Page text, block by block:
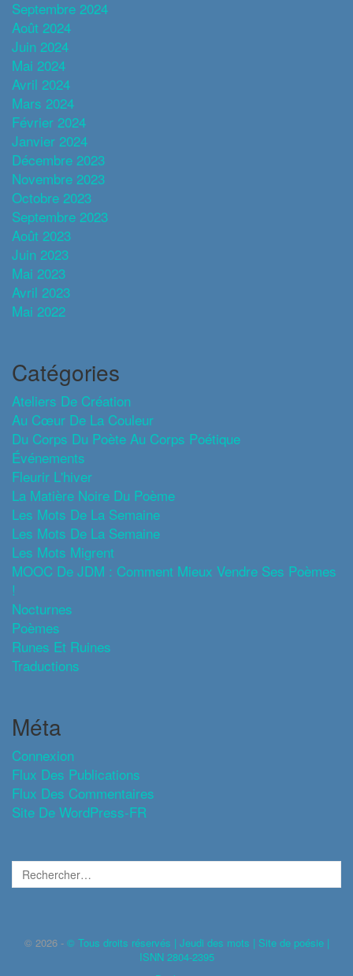
Septembre 2024
Août 2024
Juin 2024
Mai 2024
Avril 2024
Mars 2024
Février 2024
Janvier 2024
Décembre 2023
Novembre 2023
Octobre 2023
Septembre 2023
Août 2023
Juin 2023
Mai 2023
Avril 2023
Mai 2022
Catégories
Ateliers De Création
Au Cœur De La Couleur
Du Corps Du Poète Au Corps Poétique
Événements
Fleurir L'hiver
La Matière Noire Du Poème
Les Mots De La Semaine
Les Mots De La Semaine
Les Mots Migrent
MOOC De JDM : Comment Mieux Vendre Ses Poèmes
!
Nocturnes
Poèmes
Runes Et Ruines
Traductions
Méta
Connexion
Flux Des Publications
Flux Des Commentaires
Site De WordPress-FR
© 2026 - © Tous droits réservés | Jeudi des mots | Site de poésie |
ISNN 2804-2395